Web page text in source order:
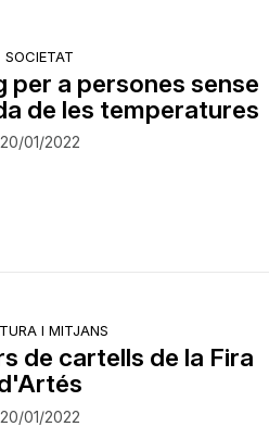
SOCIETAT
a persones sense
de les temperatures
20/01/2022
I MITJANS
de cartells de la Fira
20/01/2022